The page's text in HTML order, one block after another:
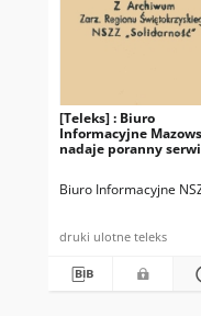
[Teleks] : Biuro
Informacyjne
nadaje poranny
Biuro Informacyjne
druki ulotne teleks